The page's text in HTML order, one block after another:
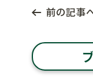
前の記事